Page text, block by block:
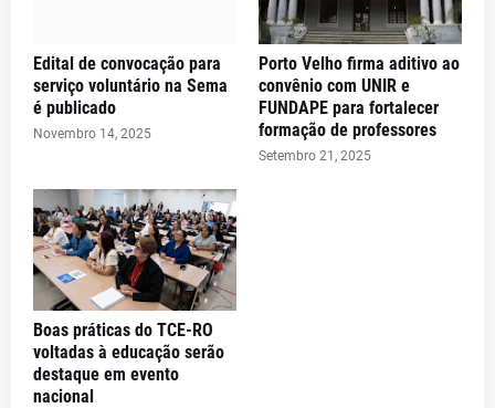
Edital de convocação para
serviço voluntário na Sema
é publicado
Novembro 14, 2025
Porto Velho firma aditivo ao
convênio com UNIR e
FUNDAPE para fortalecer
formação de professores
Setembro 21, 2025
Boas práticas do TCE-RO
voltadas à educação serão
destaque em evento
nacional